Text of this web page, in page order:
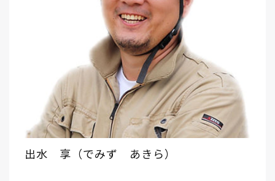
出水 享（でみず あきら）